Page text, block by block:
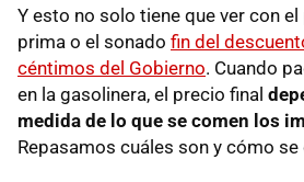
Y esto no solo tiene que ver con
prima o el sonado fin del
céntimos del Gobierno. Cuando
en la gasolinera, el precio final
medida de lo que se comen los
Repasamos cuáles son y cómo